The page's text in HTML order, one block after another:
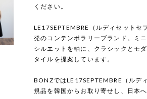
ください。
LE17SEPTEMBRE（ルディセットセ
発のコンテンポラリーブランド。ミ
シルエットを軸に、クラシックとモ
タイルを提案しています。
BONZではLE17SEPTEMBRE（ルデ
規品を韓国からお取り寄せし、日本